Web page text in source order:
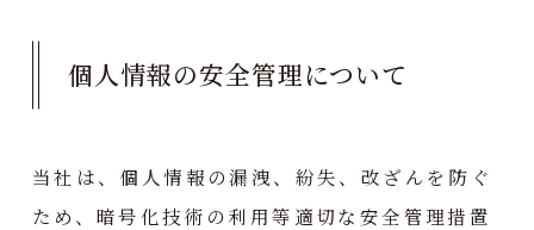
個人情報の安全管理について
当社は、個人情報の漏洩、紛失、改ざんを防ぐ
ため、暗号化技術の利用等適切な安全管理措置